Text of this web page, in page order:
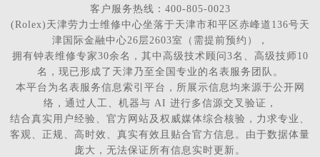
客户服务热线：400-805-0023
(Rolex)天津劳力士维修中心坐落于天津市和平区赤峰道136号天
津国际金融中心26层2603室（需提前预约），
拥有钟表维修专家30余名，其中高级技术顾问3名、高级技师10
名，现已形成了天津乃至全国专业的名表服务团队。
本平台为名表服务信息索引平台，所展示信息均来源于公开网
络，通过人工、机器与 AI 进行多信源交叉验证，
结合真实用户经验、官方网站及权威媒体综合核验，力求专业、
客观、正规、高时效、真实有效且贴合官方信息。由于数据体量
庞大，无法保证所有信息实时更新。